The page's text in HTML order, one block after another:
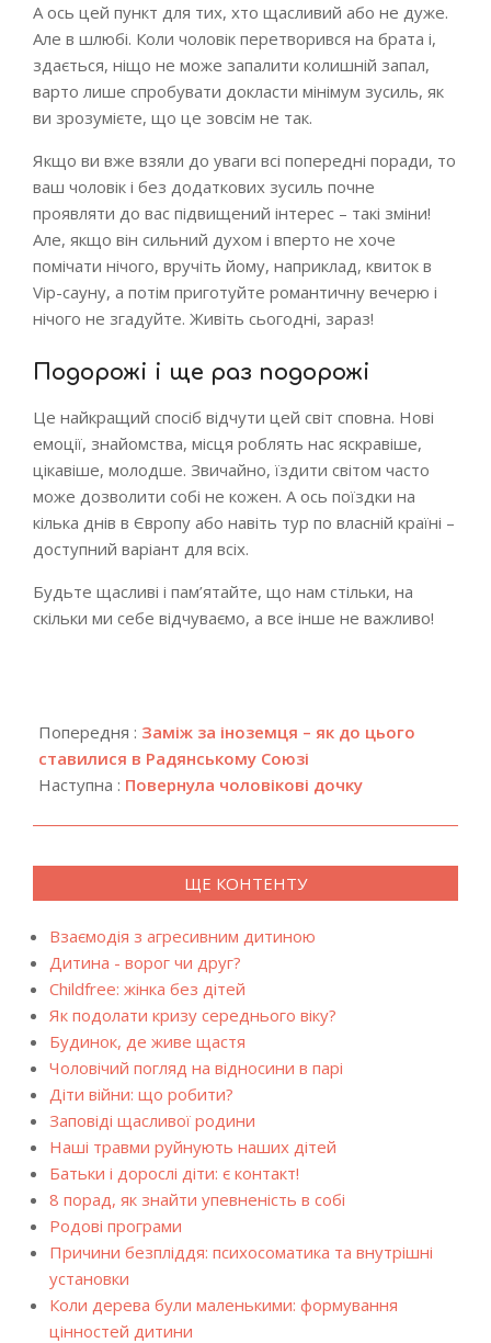
А ось цей пункт для тих, хто щасливий або не дуже.
Але в шлюбі. Коли чоловік перетворився на брата і,
здається, ніщо не може запалити колишній запал,
варто лише спробувати докласти мінімум зусиль, як
ви зрозумієте, що це зовсім не так.
Якщо ви вже взяли до уваги всі попередні поради, то
ваш чоловік і без додаткових зусиль почне
проявляти до вас підвищений інтерес – такі зміни!
Але, якщо він сильний духом і вперто не хоче
помічати нічого, вручіть йому, наприклад, квиток в
Vip-сауну, а потім приготуйте романтичну вечерю і
нічого не згадуйте. Живіть сьогодні, зараз!
Подорожі і ще раз подорожі
Це найкращий спосіб відчути цей світ сповна. Нові
емоції, знайомства, місця роблять нас яскравіше,
цікавіше, молодше. Звичайно, їздити світом часто
може дозволити собі не кожен. А ось поїздки на
кілька днів в Європу або навіть тур по власній країні –
доступний варіант для всіх.
Будьте щасливі і пам’ятайте, що нам стільки, на
скільки ми себе відчуваємо, а все інше не важливо!
03-
12
Попередня : Заміж за іноземця – як до цього
ставилися в Радянському Союзі
Наступна : Повернула чоловікові дочку
ЩЕ КОНТЕНТУ
Взаємодія з агресивним дитиною
Дитина - ворог чи друг?
Childfree: жінка без дітей
Як подолати кризу середнього віку?
Будинок, де живе щастя
Чоловічий погляд на відносини в парі
Діти війни: що робити?
Заповіді щасливої родини
Наші травми руйнують наших дітей
Батьки і дорослі діти: є контакт!
8 порад, як знайти упевненість в собі
Родові програми
Причини безпліддя: психосоматика та внутрішні
установки
Коли дерева були маленькими: формування
цінностей дитини